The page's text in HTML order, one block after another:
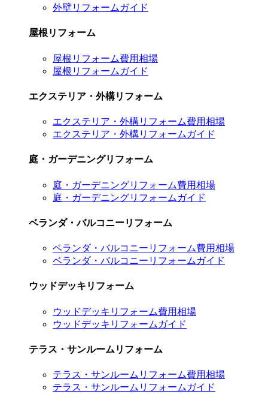
外壁リフォームガイド
屋根リフォーム
屋根リフォーム費用相場
屋根リフォームガイド
エクステリア・外構リフォーム
エクステリア・外構リフォーム費用相場
エクステリア・外構リフォームガイド
庭・ガーデニングリフォーム
庭・ガーデニングリフォーム費用相場
庭・ガーデニングリフォームガイド
ベランダ・バルコニーリフォーム
ベランダ・バルコニーリフォーム費用相場
ベランダ・バルコニーリフォームガイド
ウッドデッキリフォーム
ウッドデッキリフォーム費用相場
ウッドデッキリフォームガイド
テラス・サンルームリフォーム
テラス・サンルームリフォーム費用相場
テラス・サンルームリフォームガイド